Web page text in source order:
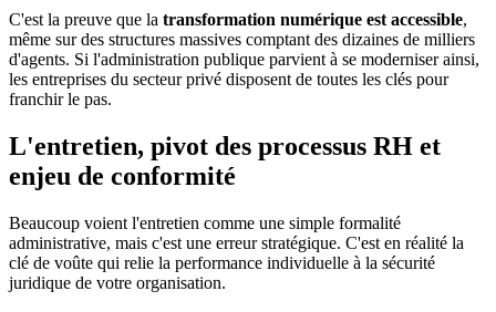
C'est la preuve que la transformation numérique est accessible,
même sur des structures massives comptant des dizaines de milliers
d'agents. Si l'administration publique parvient à se moderniser ainsi,
les entreprises du secteur privé disposent de toutes les clés pour
franchir le pas.
L'entretien, pivot des processus RH et
enjeu de conformité
Beaucoup voient l'entretien comme une simple formalité
administrative, mais c'est une erreur stratégique. C'est en réalité la
clé de voûte qui relie la performance individuelle à la sécurité
juridique de votre organisation.